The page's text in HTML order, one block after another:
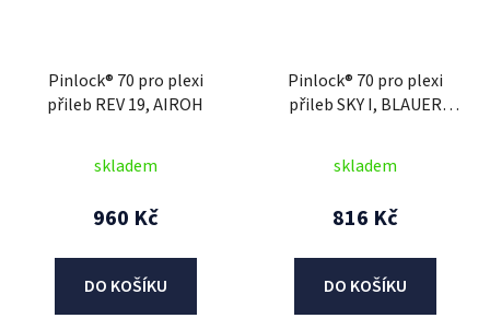
Pinlock® 70 pro plexi
přileb REV 19, AIROH
skladem
960 Kč
DO KOŠÍKU
Pinlock® 70 pro plexi
přileb SKY I, BLAUER
skladem
816 Kč
DO KOŠÍKU